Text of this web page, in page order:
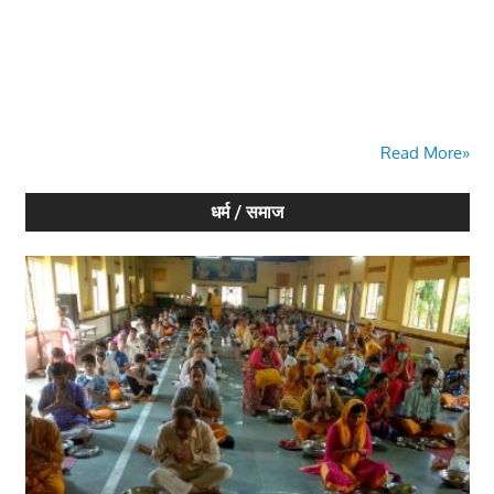
Read More»
धर्म / समाज